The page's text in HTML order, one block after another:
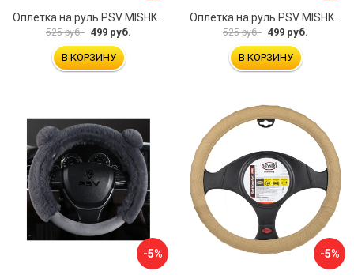
Оплетка на руль PSV MISHKA Premium 136099
525 руб. 499 руб.
В КОРЗИНУ
Оплетка на руль PSV MISHKA Premium 136095
525 руб. 499 руб.
В КОРЗИНУ
-5% -5%